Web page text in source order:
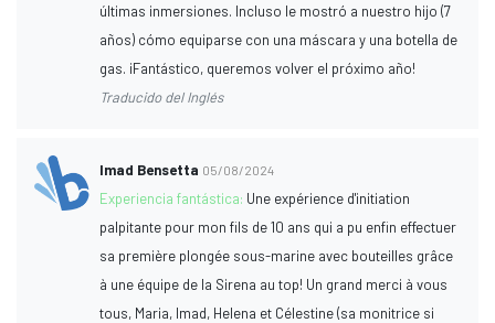
últimas inmersiones. Incluso le mostró a nuestro hijo (7
años) cómo equiparse con una máscara y una botella de
gas. ¡Fantástico, queremos volver el próximo año!
Traducido del Inglés
Imad Bensetta 05/08/2024
Experiencia fantástica: Une expérience d'initiation
palpitante pour mon fils de 10 ans qui a pu enfin effectuer
sa première plongée sous-marine avec bouteilles grâce
à une équipe de la Sirena au top! Un grand merci à vous
tous, Maria, Imad, Helena et Célestine (sa monitrice si